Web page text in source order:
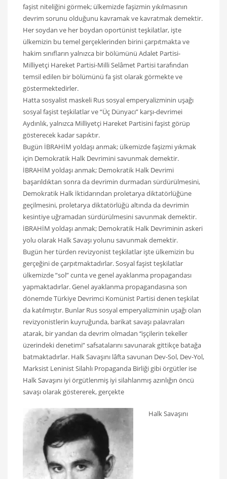
faşist niteliğini görmek; ülkemizde faşizmin yıkılmasının
devrim sorunu olduğunu kavramak ve kavratmak demektir.
Her soydan ve her boydan oportünist teşkilatlar, işte
ülkemizin bu temel gerçeklerinden birini çarpıtmakta ve
hakim sınıfların yalnızca bir bölümünü Adalet Partisi-
Milliyetçi Hareket Partisi-Milli Selâmet Partisi tarafından
temsil edilen bir bölümünü fa şist olarak görmekte ve
göstermektedirler.
Hatta sosyalist maskeli Rus sosyal emperyalizminin uşağı
sosyal faşist teşkilatlar ve “Üç Dünyacı” karşı-devrimei
Aydınlık, yalnızca Milliyetçi Hareket Partisini faşist görüp
gösterecek kadar sapıktır.
Bugün İBRAHİM yoldaşı anmak; ülkemizde faşizmi yıkmak
için Demokratik Halk Devrimini savunmak demektir.
İBRAHİM yoldaşı anmak; Demokratik Halk Devrimi
başarıldıktan sonra da devrimin durmadan sürdürülmesini,
Demokratik Halk İktidarından proletarya diktatörlüğüne
geçilmesini, proletarya diktatörlüğü altında da devrimin
kesintiye uğramadan sürdürülmesini savunmak demektir.
İBRAHİM yoldaşı anmak; Demokratik Halk Devriminin askeri
yolu olarak Halk Savaşı yolunu savunmak demektir.
Bugün her türden revizyonist teşkilatlar işte ülkemizin bu
gerçeğini de çarpıtmaktadırlar. Sosyal faşist teşkilatlar
ülkemizde ”sol” cunta ve genel ayaklanma propagandası
yapmaktadırlar. Genel ayaklanma propagandasına son
dönemde Türkiye Devrimci Komünist Partisi denen teşkilat
da katılmıştır. Bunlar Rus sosyal emperyalizminin uşağı olan
revizyonistlerin kuyruğunda, barikat savaşı palavraları
atarak, bir yandan da devrim olmadan ‘‘işçilerin tekeller
üzerindeki denetimi” safsatalarını savunarak gittikçe batağa
batmaktadırlar. Halk Savaşını lâfta savunan Dev-Sol, Dev-Yol,
Marksist Leninist Silahlı Propaganda Birliği gibi örgütler ise
Halk Savaşını iyi örgütlenmiş iyi silahlanmış azınlığın öncü
savaşı olarak göstererek, gerçekte
Halk Savaşını